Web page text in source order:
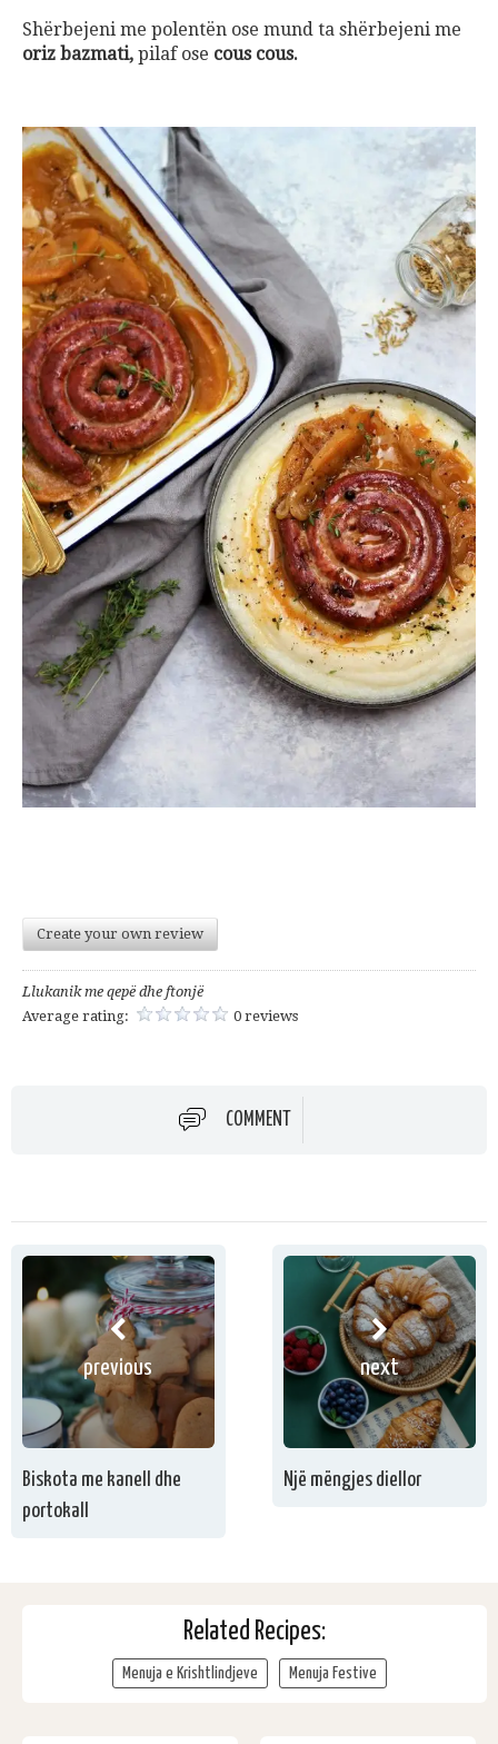
Shërbejeni me polentën ose mund ta shërbejeni me
oriz bazmati, pilaf ose cous cous.
Create your own review
Llukanik me qepë dhe ftonjë
Average rating:
0 reviews
COMMENT
previous
Biskota me kanell dhe
portokall
next
Një mëngjes diellor
Related Recipes:
Menuja e Krishtlindjeve Menuja Festive